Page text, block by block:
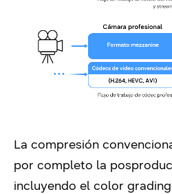
La compresión
por completo la
incluyendo el color